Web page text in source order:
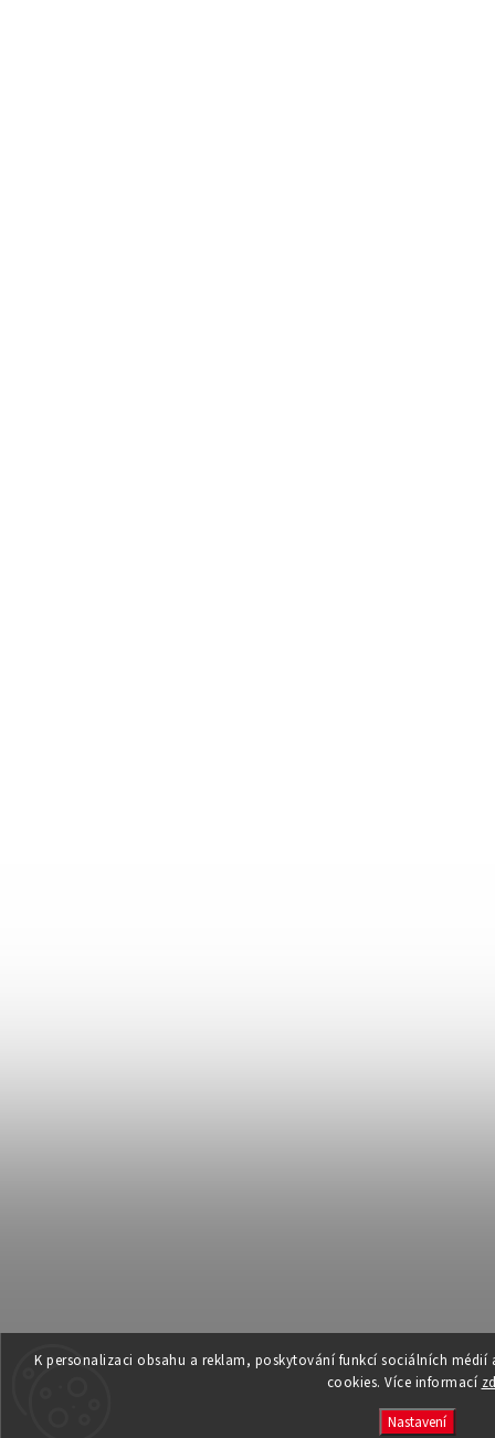
K personalizaci obsahu a reklam, poskytování funkcí sociálních
cookies. Více informací
Nastavení